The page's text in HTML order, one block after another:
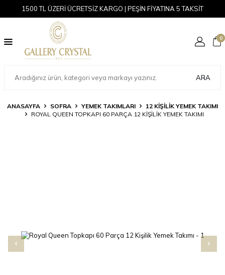
1500 TL ÜZERİ ÜCRETSİZ KARGO | PEŞİN FİYATINA 5 TAKSİT
ARA
0
ANASAYFA SOFRA YEMEK TAKIMLARI
12 KIŞILIK YEMEK TAKIMI
ROYAL QUEEN TOPKAPI 60 PARÇA 12 KIŞILIK YEMEK TAKIMI